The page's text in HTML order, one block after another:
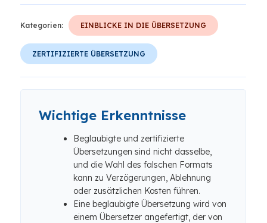
Kategorien: EINBLICKE IN DIE ÜBERSETZUNG
ZERTIFIZIERTE ÜBERSETZUNG
Wichtige Erkenntnisse
Beglaubigte und zertifizierte
Übersetzungen sind nicht dasselbe,
und die Wahl des falschen Formats
kann zu Verzögerungen, Ablehnung
oder zusätzlichen Kosten führen.
Eine beglaubigte Übersetzung wird von
einem Übersetzer angefertigt, der von